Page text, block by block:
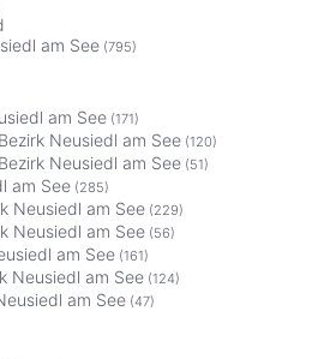
am See (795)
am See (171)
Neusiedl am See (120)
Neusiedl am See (51)
am See (285)
Neusiedl am See (229)
Neusiedl am See (56)
am See (161)
Neusiedl am See (124)
am See (47)